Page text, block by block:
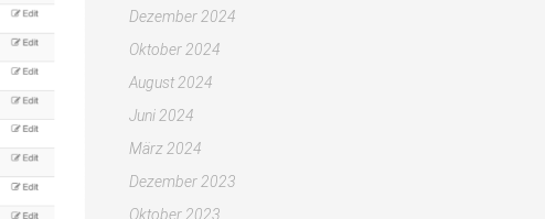
Dezember 2024
Oktober 2024
August 2024
Juni 2024
März 2024
Dezember 2023
Oktober 2023